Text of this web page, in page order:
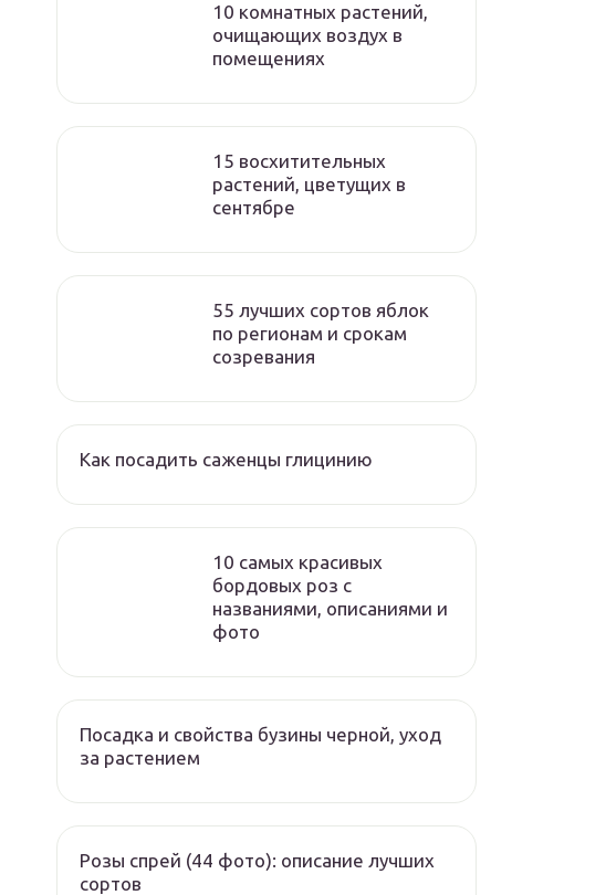
10 комнатных растений,
очищающих воздух в
помещениях
15 восхитительных
растений, цветущих в
сентябре
55 лучших сортов яблок
по регионам и срокам
созревания
Как посадить саженцы глицинию
10 самых красивых
бордовых роз с
названиями, описаниями и
фото
Посадка и свойства бузины черной, уход
за растением
Розы спрей (44 фото): описание лучших
сортов